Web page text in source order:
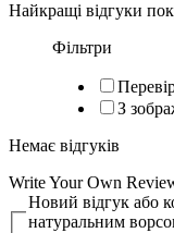
Найкращі відгуки
Фільтри
З
Немає відгуків
Write Your Own
Новий відгук або
натуральним